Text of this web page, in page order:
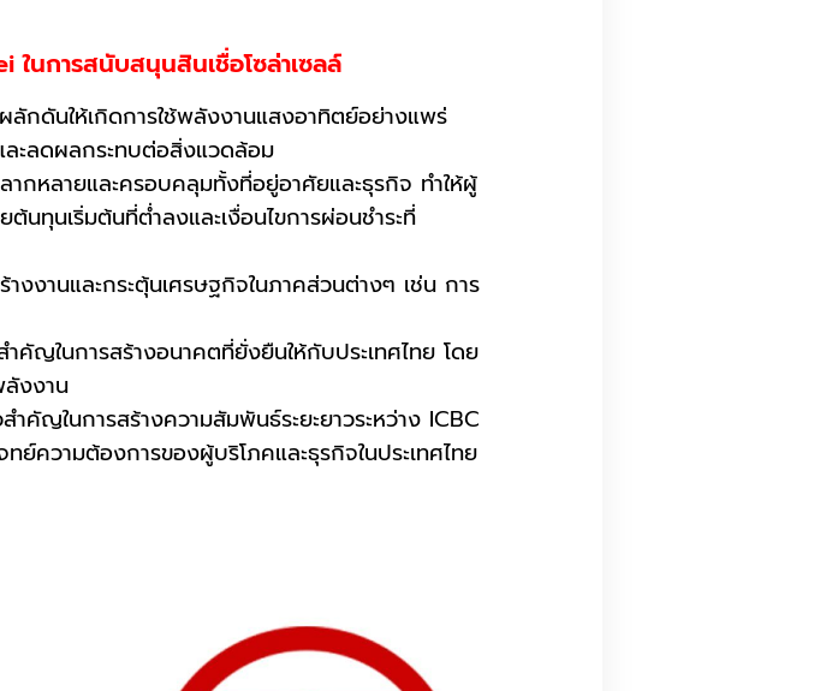
ในการสนับสนุนสินเชื่อโซล่าเซลล์
กดันให้เกิดการใช้พลังงานแสงอาทิตย์อย่างแพร่
ะลดผลกระทบต่อสิ่งแวดล้อม
ากหลายและครอบคลุมทั้งที่อยู่อาศัยและธุรกิจ ทำให้ผู้
นทุนเริ่มต้นที่ต่ำลงและเงื่อนไขการผ่อนชำระที่
งงานและกระตุ้นเศรษฐกิจในภาคส่วนต่างๆ เช่น การ
คัญในการสร้างอนาคตที่ยั่งยืนให้กับประเทศไทย โดย
งงาน
ำคัญในการสร้างความสัมพันธ์ระยะยาวระหว่าง ICBC
ความต้องการของผู้บริโภคและธุรกิจในประเทศไทย